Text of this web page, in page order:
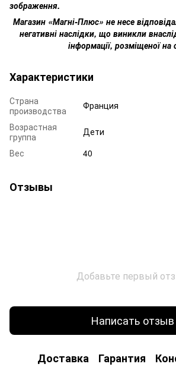
зображення.
Магазин «Магні-Плюс» не несе
негативні наслідки, що виникли
інформації, розміщеної на
Характеристики
Страна
производства
Франция
Возрастная
группа
Дети
Вес
40
Отзывы
Добавьте первый
Написать отзыв
Доставка Гарантия